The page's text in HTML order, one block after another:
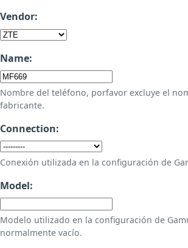
Vendor:
Name:
Nombre del teléfono, porfavor excluye el
fabricante.
Connection:
Conexión utilizada en la configuración de
Model:
Modelo utilizado en la configuración de
normalmente vacío.